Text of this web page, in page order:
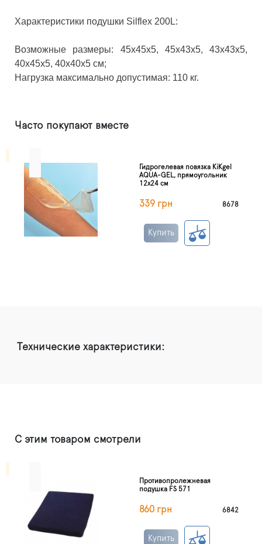
Характеристики подушки Silflex 200L:
Возможные размеры: 45x45x5, 45x43x5, 43x43x5,
40x45x5, 40x40x5 см;
Нагрузка максимально допустимая: 110 кг.
Часто покупают вместе
Гидрогелевая повязка KiKgеl
AQUA-GEL, прямоугольник
12х24 см
339 грн 8678
Купить
Технические характеристики:
С этим товаром смотрели
Противопролежневая
подушка FS 571
860 грн 6842
Купить